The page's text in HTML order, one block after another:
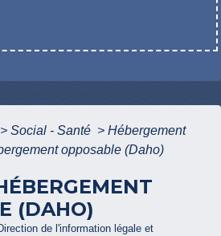
> Social - Santé > Hébergement
opposable (Daho)
(DAHO)
de l'information légale et